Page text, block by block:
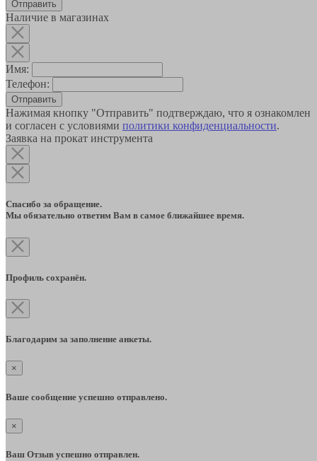
Наличие в магазинах
Имя:
Телефон:
Отправить
Нажимая кнопку "Отправить" подтверждаю, что я ознакомлен
и согласен с условиями политики конфиденциальности.
Заявка на прокат инструмента
Спасибо за обращение.
Мы обязательно ответим Вам в самое ближайшее время.
Профиль сохранён.
Благодарим за заполнение анкеты.
×
Ваше сообщение успешно отправлено.
×
Ваш Отзыв успешно отправлен.